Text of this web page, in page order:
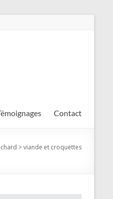
Contact
>viande et croquettes